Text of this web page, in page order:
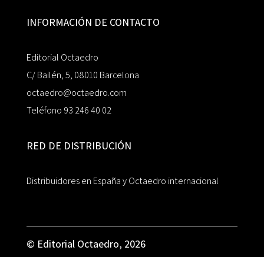
INFORMACIÓN DE CONTACTO
Editorial Octaedro
C/ Bailén, 5, 08010 Barcelona
octaedro@octaedro.com
Teléfono 93 246 40 02
RED DE DISTRIBUCIÓN
Distribuidores en España y Octaedro internacional
© Editorial Octaedro, 2026